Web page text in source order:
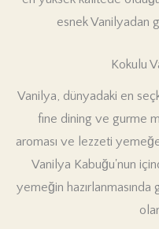
esnek Vanilyadan
Kokulu
Vanilya, dünyadaki en
fine dining ve gurme
aroması ve lezzeti
Vanilya Kabuğu'nun
yemeğin hazırlanmasında